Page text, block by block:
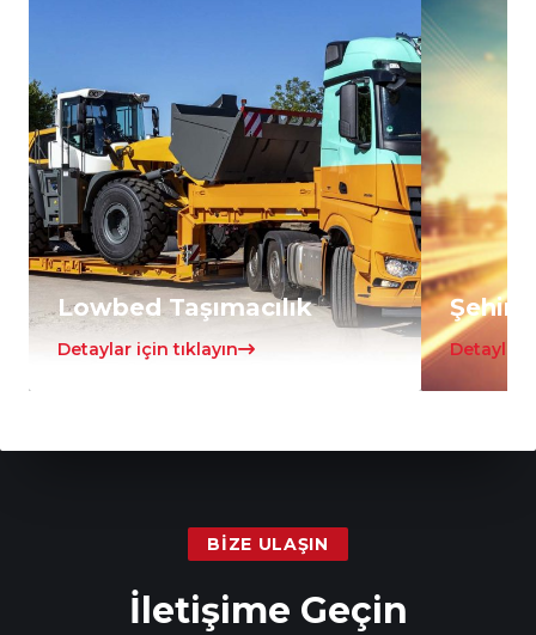
Lowbed Taşımacılık
Detaylar için tıklayın Detaylar
BIZE ULAŞIN
İletişime Geçin